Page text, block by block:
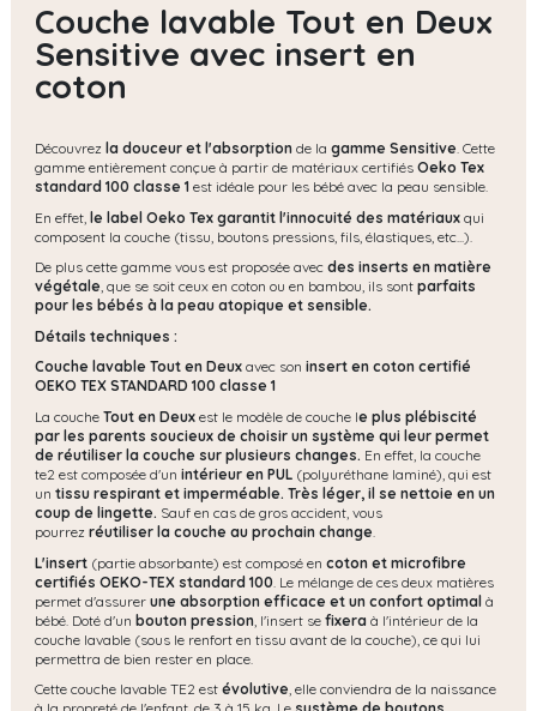
Couche lavable Tout en Deux
Sensitive avec insert en
coton
Découvrez la douceur et l'absorption de la gamme Sensitive. Cette
gamme entièrement conçue à partir de matériaux certifiés Oeko Tex
standard 100 classe 1 est idéale pour les bébé avec la peau sensible.
En effet, le label Oeko Tex garantit l'innocuité des matériaux qui
composent la couche (tissu, boutons pressions, fils, élastiques, etc...).
De plus cette gamme vous est proposée avec des inserts en matière
végétale, que se soit ceux en coton ou en bambou, ils sont parfaits
pour les bébés à la peau atopique et sensible.
Détails techniques :
Couche lavable Tout en Deux avec son insert en coton certifié
OEKO TEX STANDARD 100 classe 1
La couche Tout en Deux est le modèle de couche le plus plébiscité
par les parents soucieux de choisir un système qui leur permet
de réutiliser la couche sur plusieurs changes. En effet, la couche
te2 est composée d'un intérieur en PUL (polyuréthane laminé), qui est
un tissu respirant et imperméable. Très léger, il se nettoie en un
coup de lingette. Sauf en cas de gros accident, vous
pourrez réutiliser la couche au prochain change.
L'insert (partie absorbante) est composé en coton et microfibre
certifiés OEKO-TEX standard 100 . Le mélange de ces deux matières
permet d'assurer une absorption efficace et un confort optimal à
bébé. Doté d'un bouton pression , l'insert se fixera à l'intérieur de la
couche lavable (sous le renfort en tissu avant de la couche), ce qui lui
permettra de bien rester en place.
Cette couche lavable TE2 est évolutive, elle conviendra de la naissance